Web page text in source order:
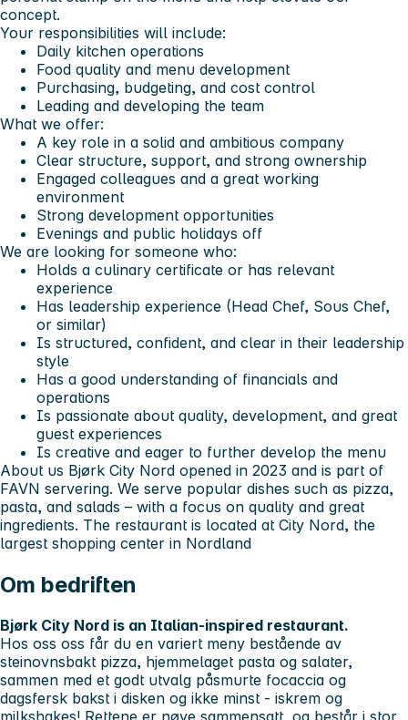
concept.
Your responsibilities will include:
Daily kitchen operations
Food quality and menu development
Purchasing, budgeting, and cost control
Leading and developing the team
What we offer:
A key role in a solid and ambitious company
Clear structure, support, and strong ownership
Engaged colleagues and a great working
environment
Strong development opportunities
Evenings and public holidays off
We are looking for someone who:
Holds a culinary certificate or has relevant
experience
Has leadership experience (Head Chef, Sous Chef,
or similar)
Is structured, confident, and clear in their leadership
style
Has a good understanding of financials and
operations
Is passionate about quality, development, and great
guest experiences
Is creative and eager to further develop the menu
About us Bjørk City Nord opened in 2023 and is part of
FAVN servering. We serve popular dishes such as pizza,
pasta, and salads – with a focus on quality and great
ingredients. The restaurant is located at City Nord, the
largest shopping center in Nordland
Om bedriften
Bjørk City Nord is an Italian-inspired restaurant.
Hos oss oss får du en variert meny bestående av
steinovnsbakt pizza, hjemmelaget pasta og salater,
sammen med et godt utvalg påsmurte focaccia og
dagsfersk bakst i disken og ikke minst - iskrem og
milkshakes! Rettene er nøye sammensatt, og består i stor